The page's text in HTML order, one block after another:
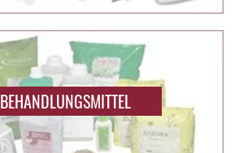
BEHANDLUNGSMITTEL